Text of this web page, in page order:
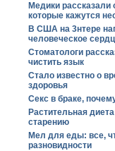
Медики рассказали
которые кажутся
В США на 3нтере
человеческое
Стоматологи
чистить язык
Стало известно о
здоровья
Секс в браке,
Растительная
старению
Мел для еды: все,
разновидности